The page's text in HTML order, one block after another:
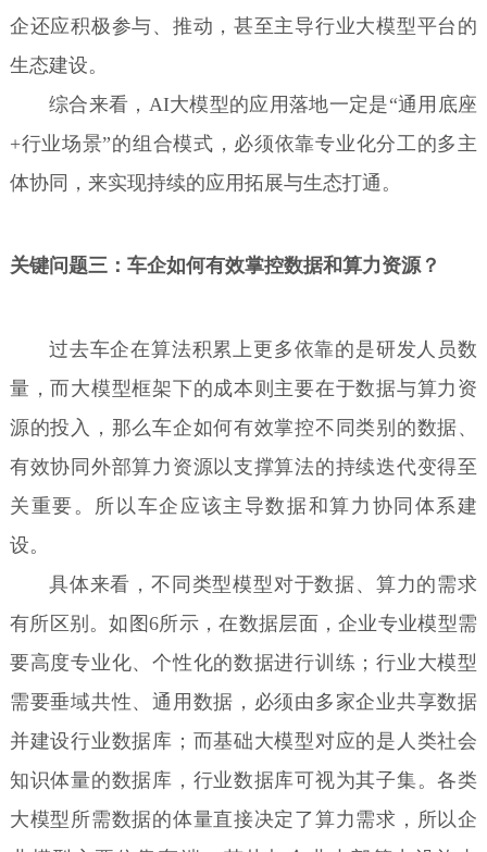
企还应积极参与、推动，甚至主导行业大模型平台的
生态建设。
综合来看，AI大模型的应用落地一定是“通用底座
+行业场景”的组合模式，必须依靠专业化分工的多主
体协同，来实现持续的应用拓展与生态打通。
关键问题三：车企如何有效掌控数据和算力资源？
过去车企在算法积累上更多依靠的是研发人员数
量，而大模型框架下的成本则主要在于数据与算力资
源的投入，那么车企如何有效掌控不同类别的数据、
有效协同外部算力资源以支撑算法的持续迭代变得至
关重要。所以车企应该主导数据和算力协同体系建
设。
具体来看，不同类型模型对于数据、算力的需求
有所区别。如图6所示，在数据层面，企业专业模型需
要高度专业化、个性化的数据进行训练；行业大模型
需要垂域共性、通用数据，必须由多家企业共享数据
并建设行业数据库；而基础大模型对应的是人类社会
知识体量的数据库，行业数据库可视为其子集。各类
大模型所需数据的体量直接决定了算力需求，所以企